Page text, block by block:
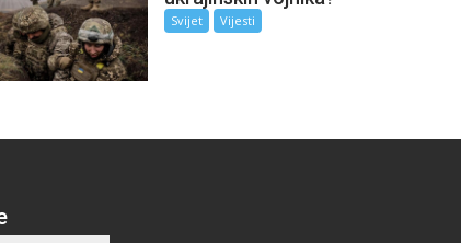
Svijet Vijesti